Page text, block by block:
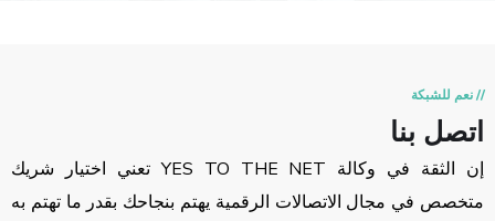
// نعم للشبكة
اتصل بنا
إن الثقة في وكالة YES TO THE NET تعني اختيار شريك
متخصص في مجال الاتصالات الرقمية يهتم بنجاحك بقدر ما تهتم به